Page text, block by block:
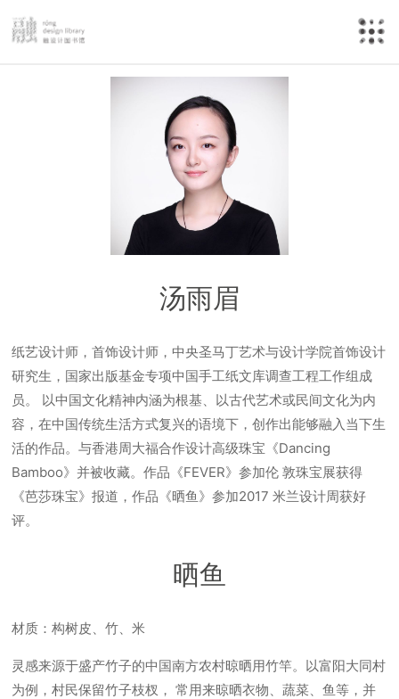
汤雨眉
纸艺设计师，首饰设计师，中央圣马丁艺术与设计学院首饰设计
研究生，国家出版基金专项中国手工纸文库调查工程工作组成
员。 以中国文化精神内涵为根基、以古代艺术或民间文化为内
容，在中国传统生活方式复兴的语境下，创作出能够融入当下生
活的作品。与香港周大福合作设计高级珠宝《Dancing
Bamboo》并被收藏。作品《FEVER》参加伦 敦珠宝展获得
《芭莎珠宝》报道，作品《晒鱼》参加2017 米兰设计周获好
评。
晒鱼
材质：构树皮、竹、米
灵感来源于盛产竹子的中国南方农村晾晒用竹竿。以富阳大同村
为例，村民保留竹子枝杈， 常用来晾晒衣物、蔬菜、鱼等，并